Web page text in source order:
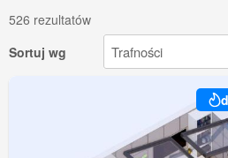
526 rezultatów
Sortuj wg